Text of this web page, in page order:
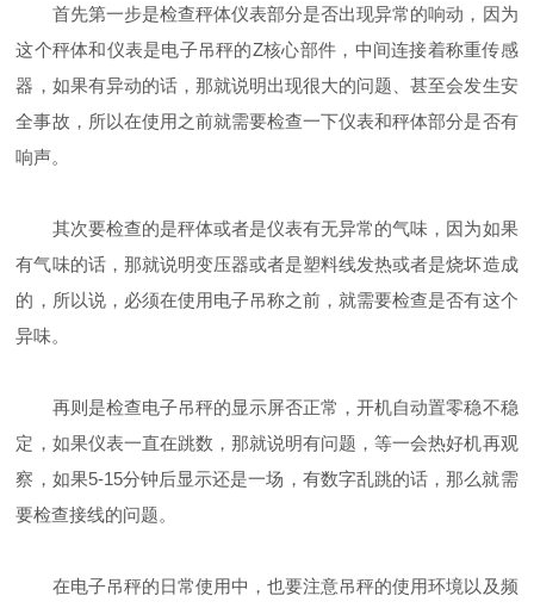
首先第一步是检查秤体仪表部分是否出现异常的响动，因为
这个秤体和仪表是电子吊秤的Z核心部件，中间连接着称重传感
器，如果有异动的话，那就说明出现很大的问题、甚至会发生安
全事故，所以在使用之前就需要检查一下仪表和秤体部分是否有
响声。
其次要检查的是秤体或者是仪表有无异常的气味，因为如果
有气味的话，那就说明变压器或者是塑料线发热或者是烧坏造成
的，所以说，必须在使用电子吊称之前，就需要检查是否有这个
异味。
再则是检查电子吊秤的显示屏否正常，开机自动置零稳不稳
定，如果仪表一直在跳数，那就说明有问题，等一会热好机再观
察，如果5-15分钟后显示还是一场，有数字乱跳的话，那么就需
要检查接线的问题。
在电子吊秤的日常使用中，也要注意吊秤的使用环境以及频